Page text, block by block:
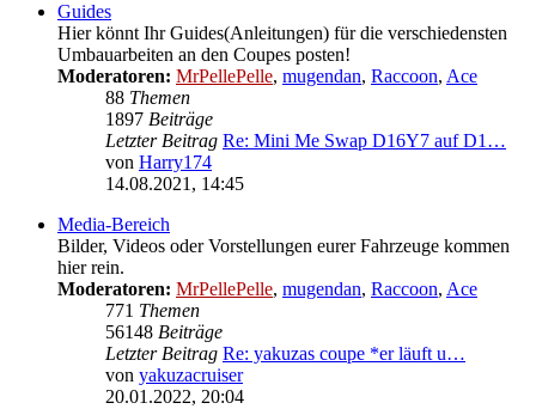
Guides
Hier könnt Ihr Guides(Anleitungen) für die verschiedensten
Umbauarbeiten an den Coupes posten!
Moderatoren: MrPellePelle, mugendan, Raccoon, Ace
88 Themen
1897 Beiträge
Letzter Beitrag Re: Mini Me Swap D16Y7 auf D1…
von Harry174
Neuester
14.08.2021, 14:45
Media-Bereich
Bilder, Videos oder Vorstellungen eurer Fahrzeuge kommen
hier rein.
Moderatoren: MrPellePelle, mugendan, Raccoon, Ace
771 Themen
56148 Beiträge
Letzter Beitrag Re: yakuzas coupe *er läuft u…
von yakuzacruiser
20.01.2022, 20:04